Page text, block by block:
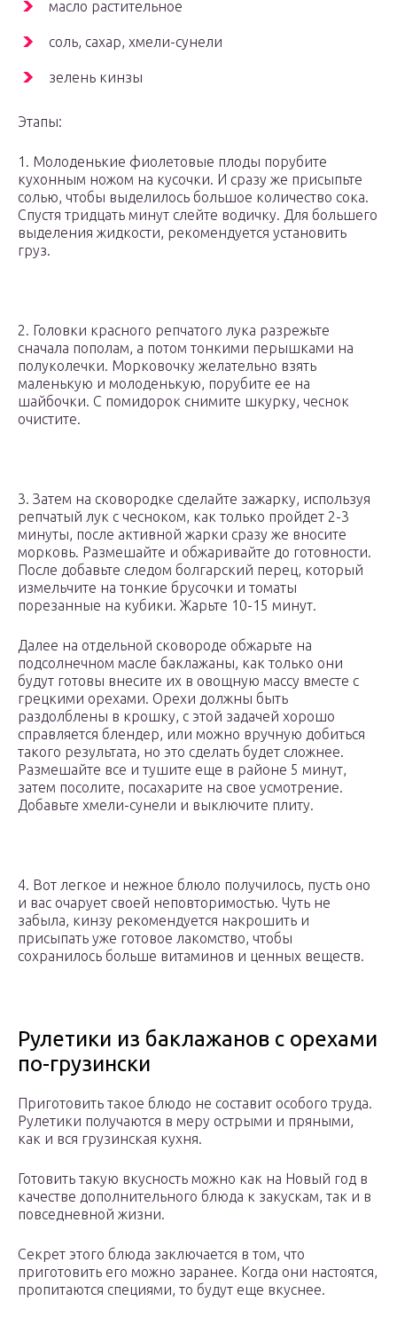
масло растительное
соль, сахар, хмели-сунели
зелень кинзы
Этапы:
1. Молоденькие фиолетовые плоды порубите
кухонным ножом на кусочки. И сразу же присыпьте
солью, чтобы выделилось большое количество сока.
Спустя тридцать минут слейте водичку. Для большего
выделения жидкости, рекомендуется установить
груз.
2. Головки красного репчатого лука разрежьте
сначала пополам, а потом тонкими перышками на
полуколечки. Морковочку желательно взять
маленькую и молоденькую, порубите ее на
шайбочки. С помидорок снимите шкурку, чеснок
очистите.
3. Затем на сковородке сделайте зажарку, используя
репчатый лук с чесноком, как только пройдет 2-3
минуты, после активной жарки сразу же вносите
морковь. Размешайте и обжаривайте до готовности.
После добавьте следом болгарский перец, который
измельчите на тонкие брусочки и томаты
порезанные на кубики. Жарьте 10-15 минут.
Далее на отдельной сковороде обжарьте на
подсолнечном масле баклажаны, как только они
будут готовы внесите их в овощную массу вместе с
грецкими орехами. Орехи должны быть
раздолблены в крошку, с этой задачей хорошо
справляется блендер, или можно вручную добиться
такого результата, но это сделать будет сложнее.
Размешайте все и тушите еще в районе 5 минут,
затем посолите, посахарите на свое усмотрение.
Добавьте хмели-сунели и выключите плиту.
4. Вот легкое и нежное блюло получилось, пусть оно
и вас очарует своей неповторимостью. Чуть не
забыла, кинзу рекомендуется накрошить и
присыпать уже готовое лакомство, чтобы
сохранилось больше витаминов и ценных веществ.
Рулетики из баклажанов с орехами
по-грузински
Приготовить такое блюдо не составит особого труда.
Рулетики получаются в меру острыми и пряными,
как и вся грузинская кухня.
Готовить такую вкусность можно как на Новый год в
качестве дополнительного блюда к закускам, так и в
повседневной жизни.
Секрет этого блюда заключается в том, что
приготовить его можно заранее. Когда они настоятся,
пропитаются специями, то будут еще вкуснее.